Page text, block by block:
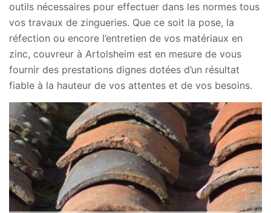
outils nécessaires pour effectuer dans les normes tous
vos travaux de zingueries. Que ce soit la pose, la
réfection ou encore l’entretien de vos matériaux en
zinc, couvreur à Artolsheim est en mesure de vous
fournir des prestations dignes dotées d’un résultat
fiable à la hauteur de vos attentes et de vos besoins.